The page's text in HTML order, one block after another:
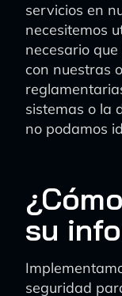
servicios en
necesitemos
necesario
con nuestras
sistemas o la
no podamos
su
seguridad